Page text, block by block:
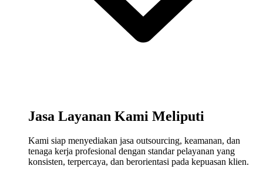
Jasa Layanan Kami Meliputi
Kami siap menyediakan jasa outsourcing, keamanan, dan
tenaga kerja profesional dengan standar pelayanan yang
konsisten, terpercaya, dan berorientasi pada kepuasan klien.